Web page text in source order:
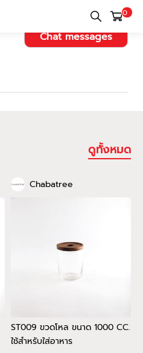
0
Chat messages
ดูทั้งหมด
Chabatree
ST009 ขวดโหล ขนาด 1000 CC.
ใช้สำหรับใส่อาหาร